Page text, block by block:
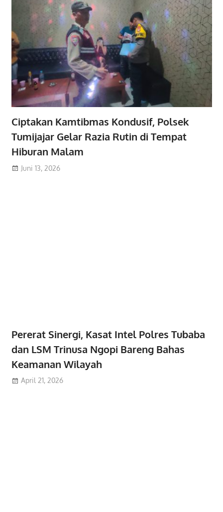
Ciptakan Kamtibmas Kondusif, Polsek
Tumijajar Gelar Razia Rutin di Tempat
Hiburan Malam
Juni 13, 2026
Pererat Sinergi, Kasat Intel Polres Tubaba
dan LSM Trinusa Ngopi Bareng Bahas
Keamanan Wilayah
April 21, 2026